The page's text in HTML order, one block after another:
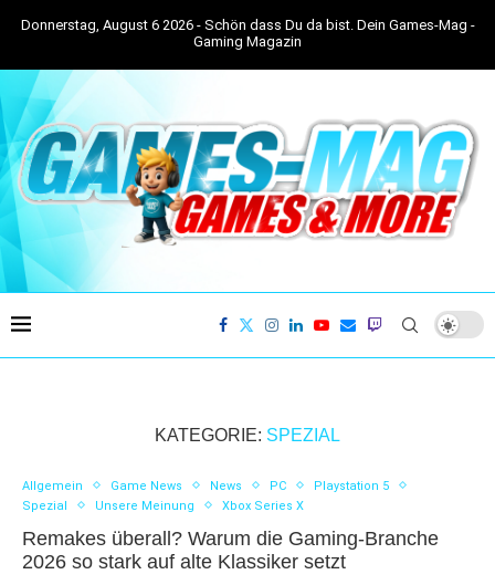
Donnerstag, August 6 2026 - Schön dass Du da bist. Dein Games-Mag -
Gaming Magazin
KATEGORIE: SPEZIAL
Allgemein Game News News PC
Playstation 5
Spezial
Unsere Meinung Xbox Series X
Remakes überall? Warum die Gaming-Branche
2026 so stark auf alte Klassiker setzt